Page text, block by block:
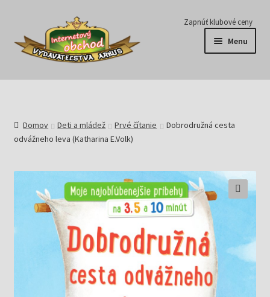
Preskočiť
navigáciu
Preskočiť
obsah
Zapnúť klubové ceny
Menu
Série
E-knihy
Predplatné
Pripravujeme
Domov Deti a mládež Prvé čítanie
Dobrodružná cesta
odvážneho leva (Katharina E.Volk)